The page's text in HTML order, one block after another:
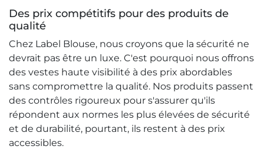
Des prix compétitifs pour des produits de
qualité
Chez Label Blouse, nous croyons que la sécurité ne
devrait pas être un luxe. C'est pourquoi nous offrons
des vestes haute visibilité à des prix abordables
sans compromettre la qualité. Nos produits passent
des contrôles rigoureux pour s'assurer qu'ils
répondent aux normes les plus élevées de sécurité
et de durabilité, pourtant, ils restent à des prix
accessibles.